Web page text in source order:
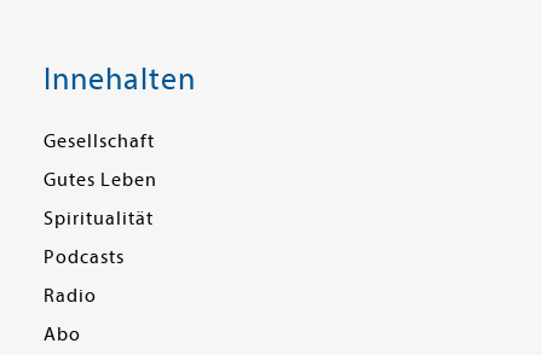
Innehalten
Gesellschaft
Gutes Leben
Spiritualität
Podcasts
Radio
Abo